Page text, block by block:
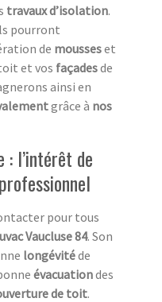
travaux d’isolation.
pourront
de mousseset
et vos façadesde
ainsi en
grâce à nos
: l’intérêt de
pour tous
Vaucluse 84. Son
longévitéde
évacuationdes
de toit.